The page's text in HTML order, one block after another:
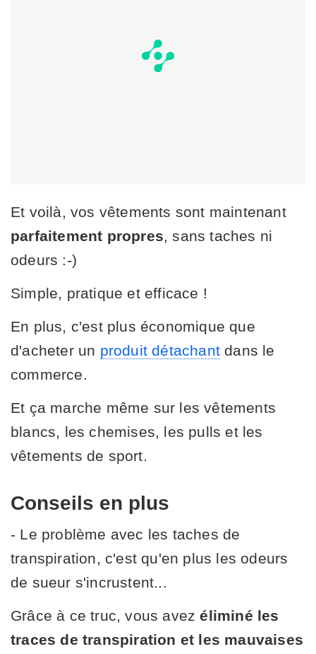
Et voilà, vos vêtements sont maintenant
parfaitement propres, sans taches ni
odeurs :-)
Simple, pratique et efficace !
En plus, c'est plus économique que
d'acheter un produit détachant dans le
commerce.
Et ça marche même sur les vêtements
blancs, les chemises, les pulls et les
vêtements de sport.
Conseils en plus
- Le problème avec les taches de
transpiration, c'est qu'en plus les odeurs
de sueur s'incrustent...
Grâce à ce truc, vous avezéliminé les
traces de transpiration et les mauvaises